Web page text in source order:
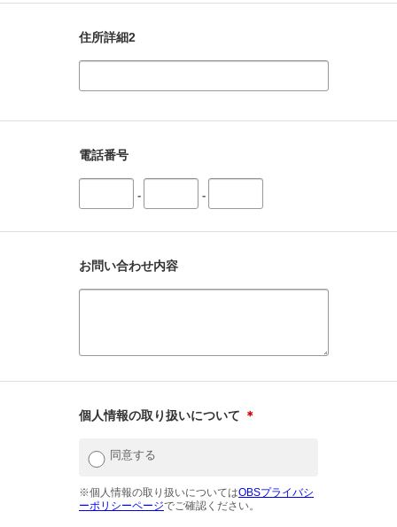
住所詳細2
電話番号
- -
お問い合わせ内容
個人情報の取り扱いについて ＊
同意する
※個人情報の取り扱いについてはOBSプライバシ
ーポリシーページでご確認ください。